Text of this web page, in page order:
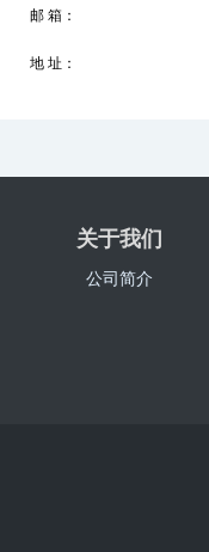
邮 箱：
地 址：
关于我们
公司简介